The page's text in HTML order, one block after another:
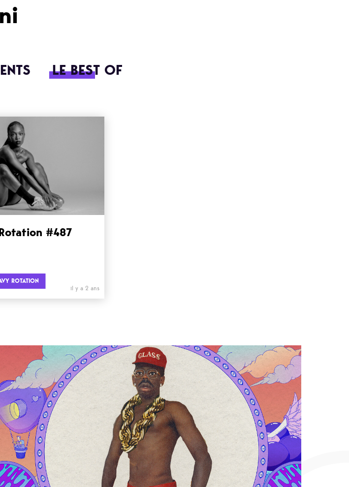
LE BEST OF
#487
ROTATION
il y a 2 ans